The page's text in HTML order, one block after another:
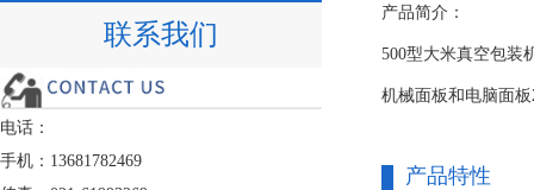
产品简介：
500型大米真空包装
机械面板和电脑面
产品特性
联系我们
电话：
手机：13681782469